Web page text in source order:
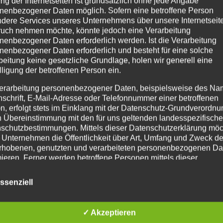
Daten möglich. Sofern eine betroffene Person
Services unseres Unternehmens über unsere
nehmen möchte, könnte jedoch eine Verarbeitung
Daten erforderlich werden. Ist die Verarbeitung
Daten erforderlich und besteht für eine solche
keine gesetzliche Grundlage, holen wir generell eine
der betroffenen Person ein.
personenbezogener Daten, beispielsweise des
E-Mail-Adresse oder Telefonnummer einer betroffenen
erfolgt stets im Einklang mit der Datenschutz-
Übereinstimmung mit den für uns geltenden
Mittels dieser Datenschutzerklärung
Unternehmen die Öffentlichkeit über Art, Umfang und Zweck
genutzten und verarbeiteten personenbezogenen
Ferner werden betroffene Personen mittels dieser
als für die Verarbeitung Verantwortlicher zahlreiche
Daten sicherzustellen. Dennoch können
✓ Akzeptieren